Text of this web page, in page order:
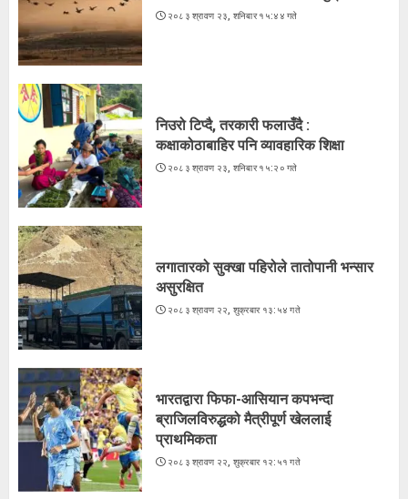
2
निउरो टिप्दै, तरकारी फलाउँदै :
3
लगातारको सुक्खा पहिरोले तातोपानी भन्सार
२०८३ श्रावण २३, शनिबार १५:४४ गते
निउरो टिप्दै, तरकारी फलाउँदै :
कक्षाकोठाबाहिर पनि व्यावहारिक शिक्षा
२०८३ श्रावण २३, शनिबार १५:२० गते
लगातारको सुक्खा पहिरोले तातोपानी भन्सार
असुरक्षित
२०८३ श्रावण २२, शुक्रबार १३:५४ गते
भारतद्वारा फिफा-आसियान कपभन्दा
ब्राजिलविरुद्धको मैत्रीपूर्ण खेललाई
प्राथमिकता
२०८३ श्रावण २२, शुक्रबार १२:५१ गते